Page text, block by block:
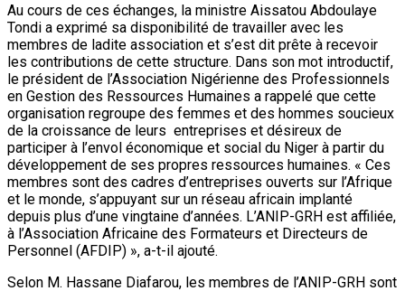
Au cours de ces échanges, la ministre Aissatou Abdoulaye
Tondi a exprimé sa disponibilité de travailler avec les
membres de ladite association et s’est dit prête à recevoir
les contributions de cette structure. Dans son mot introductif,
le président de l’Association Nigérienne des Professionnels
en Gestion des Ressources Humaines a rappelé que cette
organisation regroupe des femmes et des hommes soucieux
de la croissance de leurs entreprises et désireux de
participer à l’envol économique et social du Niger à partir du
développement de ses propres ressources humaines. « Ces
membres sont des cadres d’entreprises ouverts sur l’Afrique
et le monde, s’appuyant sur un réseau africain implanté
depuis plus d’une vingtaine d’années. L’ANIP-GRH est affiliée,
à l’Association Africaine des Formateurs et Directeurs de
Personnel (AFDIP) », a-t-il ajouté.
Selon M. Hassane Diafarou, les membres de l’ANIP-GRH sont